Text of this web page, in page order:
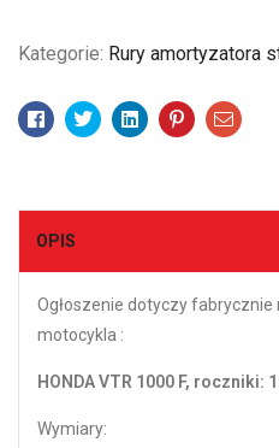
Kategorie: Rury amortyzatora
Facebook
TwitterLinkedinPinterestEmail
OPIS
Ogłoszenie dotyczy
motocykla :
HONDA VTR 1000 F, roczniki:
Wymiary: